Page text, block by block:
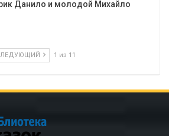
Данило и молодой Михайло
1 из 11